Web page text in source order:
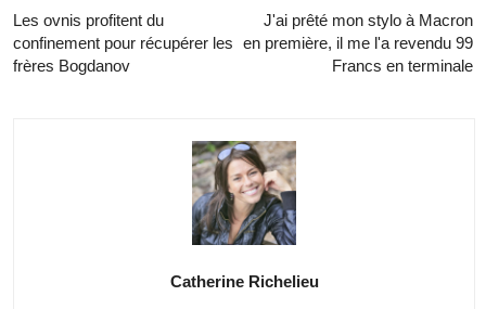
Les ovnis profitent du
confinement pour récupérer les
frères Bogdanov
J'ai prêté mon stylo à Macron
en première, il me l'a revendu 99
Francs en terminale
Catherine Richelieu